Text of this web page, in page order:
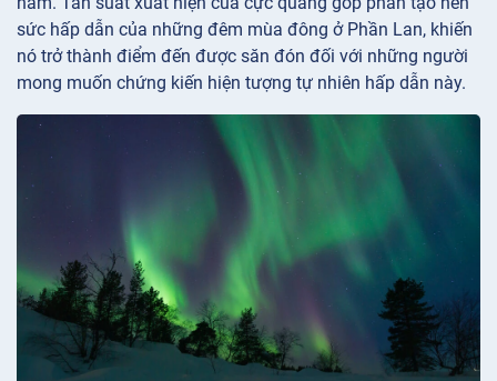
sức hấp dẫn của những đêm mùa đông ở Phần Lan, khiến
nó trở thành điểm đến được săn đón đối với những người
mong muốn chứng kiến hiện tượng tự nhiên hấp dẫn này.